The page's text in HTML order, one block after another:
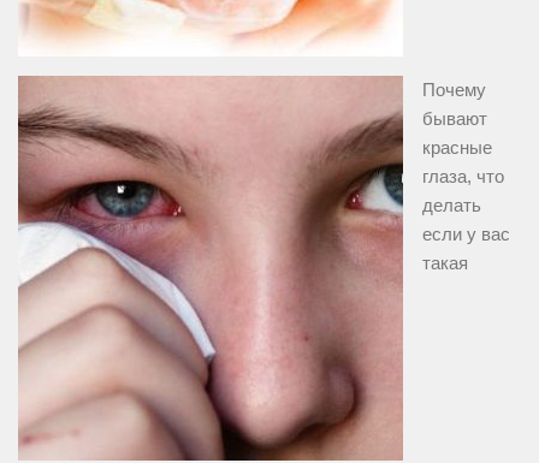
Почему
бывают
красные
глаза, что
делать
если у вас
такая